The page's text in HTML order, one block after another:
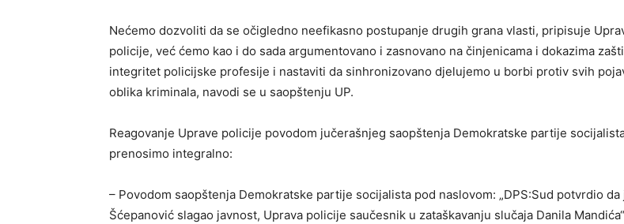
Nećemo dozvoliti da se očigledno neefikasno postupanje drugih grana vlasti, pripisuje
policije, već ćemo kao i do sada argumentovano i zasnovano na činjenicama i dokazima
integritet policijske profesije i nastaviti da sinhronizovano djelujemo u borbi protiv svih
oblika kriminala, navodi se u saopštenju UP.
Reagovanje Uprave policije povodom jučerašnjeg saopštenja Demokratske partije
prenosimo integralno:
– Povodom saopštenja Demokratske partije socijalista pod naslovom: „DPS:Sud potvrdio da
Šćepanović slagao javnost, Uprava policije saučesnik u zataškavanju slučaja Danila